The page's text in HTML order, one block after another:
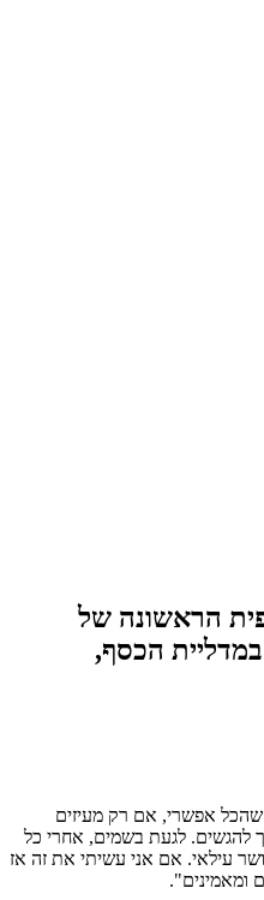
הראשונה של
הכסף,
שהכל אפשרי, אם רק מעיזים
להגשים. לגעת בשמים, אחרי כל
עילאי. אם אני עשיתי את זה אז
ומאמינים".